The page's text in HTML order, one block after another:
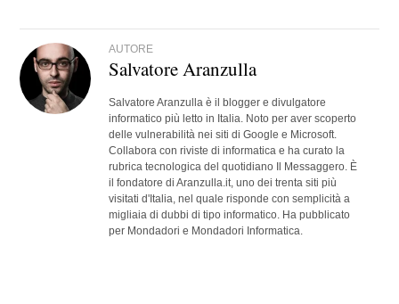
AUTORE
Salvatore Aranzulla
Salvatore Aranzulla è il blogger e divulgatore
informatico più letto in Italia. Noto per aver scoperto
delle vulnerabilità nei siti di Google e Microsoft.
Collabora con riviste di informatica e ha curato la
rubrica tecnologica del quotidiano Il Messaggero. È
il fondatore di Aranzulla.it, uno dei trenta siti più
visitati d'Italia, nel quale risponde con semplicità a
migliaia di dubbi di tipo informatico. Ha pubblicato
per Mondadori e Mondadori Informatica.